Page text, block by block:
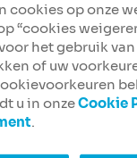
markten waar wij
die wij onze
bieden. Het
is een van
is op dit
is om top 5
lid van NIBC’s
cookies op onze
“cookies
het gebruik
of uw
u in onzeCookie
.